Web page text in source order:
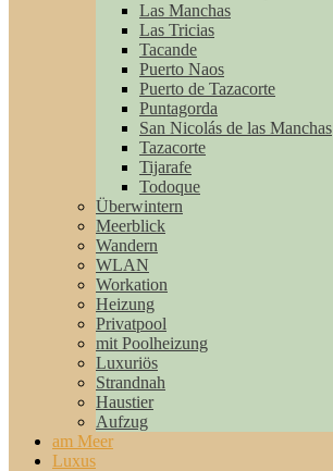
Las Manchas
Las Tricias
Tacande
Puerto Naos
Puerto de Tazacorte
Puntagorda
San Nicolás de las Manchas
Tazacorte
Tijarafe
Todoque
Überwintern
Meerblick
Wandern
WLAN
Workation
Heizung
Privatpool
mit Poolheizung
Luxuriös
Strandnah
Haustier
Aufzug
am Meer
Luxus